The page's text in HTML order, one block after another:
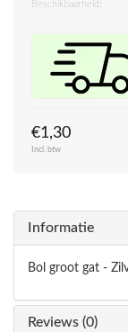
Beschikbaarheid:
€1,30
Incl. btw
Informatie
Bol groot gat -
Reviews (0)